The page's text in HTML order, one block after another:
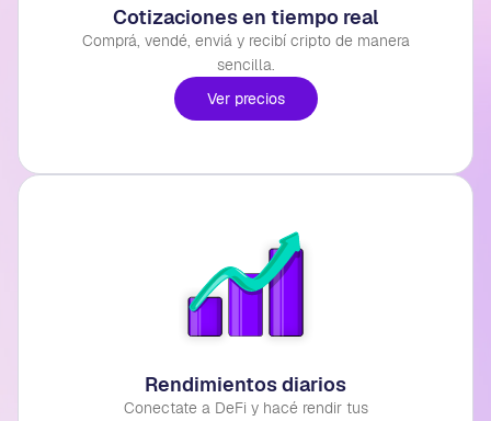
Cotizaciones en tiempo real
Comprá, vendé, enviá y recibí cripto de manera
sencilla.
Ver precios
Rendimientos diarios
Conectate a DeFi y hacé rendir tus